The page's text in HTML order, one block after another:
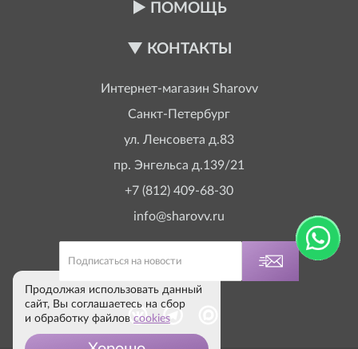
ПОМОЩЬ
КОНТАКТЫ
Интернет-магазин Sharovv
Санкт-Петербург
ул. Ленсовета д.83
пр. Энгельса д.139/21
+7 (812) 409-68-30
info@sharovv.ru
Продолжая использовать данный
сайт, Вы соглашаетесь на сбор
и обработку файлов cookies